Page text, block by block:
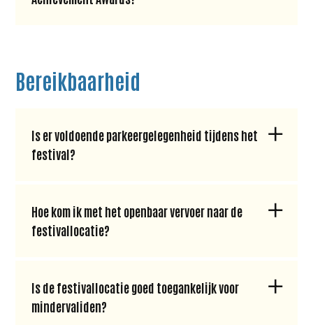
Bereikbaarheid
Is er voldoende parkeergelegenheid tijdens het
festival?
Hoe kom ik met het openbaar vervoer naar de
festivallocatie?
Is de festivallocatie goed toegankelijk voor
mindervaliden?